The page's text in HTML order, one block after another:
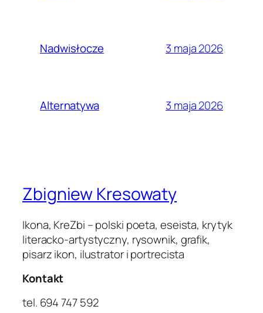
Nadwisłocze 3 maja 2026
Alternatywa 3 maja 2026
Zbigniew Kresowaty
Ikona, KreZbi – polski poeta, eseista, krytyk
literacko-artystyczny, rysownik, grafik,
pisarz ikon, ilustrator i portrecista
Kontakt
tel. 694 747 592